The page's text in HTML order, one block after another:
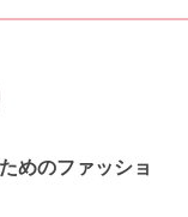
めのファッショ